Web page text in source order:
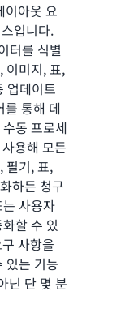
아웃 요
입니다.
터를 식별
이미지, 표,
업데이트
통해 데
동 프로세
용해 모든
필기, 표,
하든 청구
사용자
할 수 있
사항을
있는 기능
닌 단 몇 분